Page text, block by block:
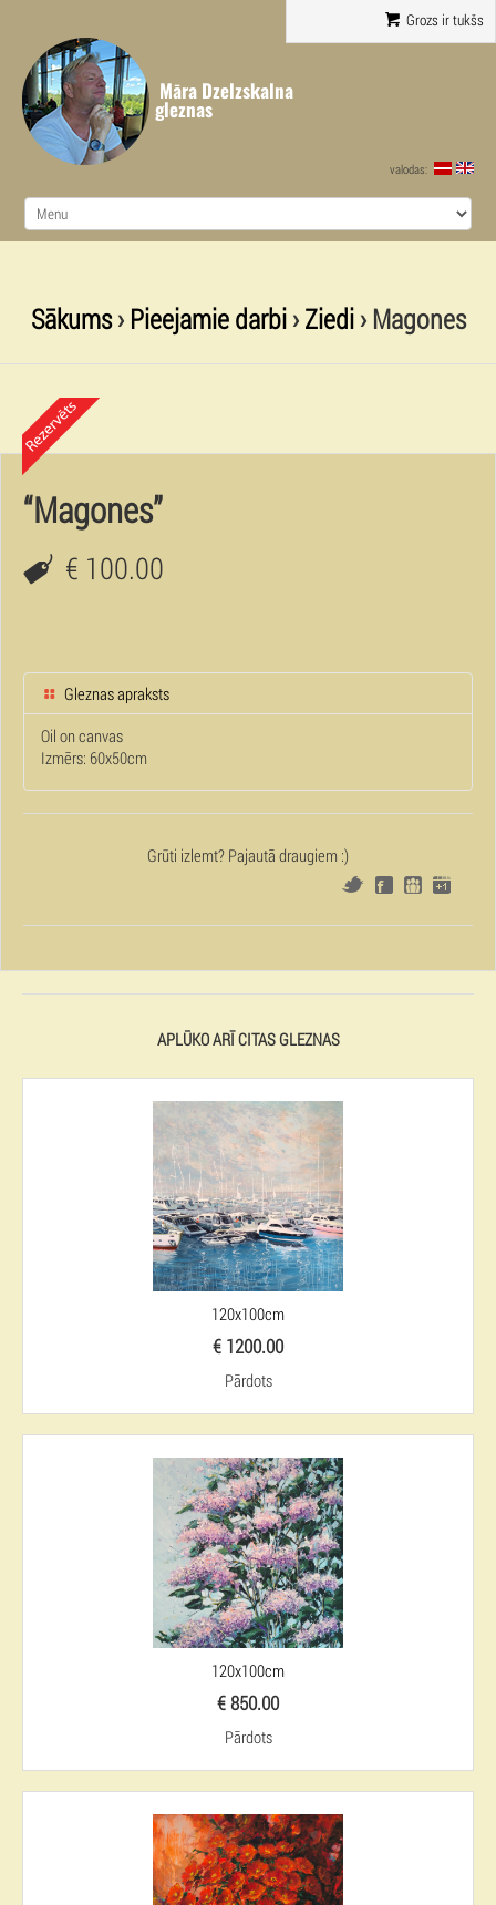
Grozs ir tukšs
Māra Dzelzskalna
gleznas
valodas:
Sākums› Pieejamie darbi›Ziedi› Magones
“Magones”
€ 100.00
Gleznas apraksts
Oil on canvas
Izmērs: 60x50cm
Grūti izlemt? Pajautā draugiem :)
APLŪKO ARĪ CITAS GLEZNAS
120x100cm
€ 1200.00
Pārdots
120x100cm
€ 850.00
Pārdots